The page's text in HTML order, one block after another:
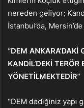
nereden geliyor;
İstanbul’da, Mersin’de
“DEM ANKARA’DAKİ
KANDİL’DEKİ
YÖNETİLMEKTEDİR”
“DEM dediğiniz yapı